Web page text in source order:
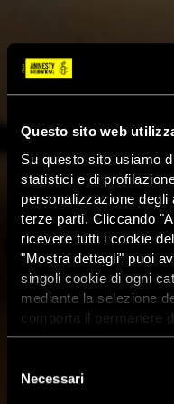
Questo sito web
Su questo sito usiamo
statistici e di
personalizzazione
terze parti. Cliccando
ricevere tutti i cookie
"Mostra dettagli" puoi
singoli cookie di ogni
mediante la selezione
comporta il permanere
dunque la
dei cookie attivi sul sito
delNecessari